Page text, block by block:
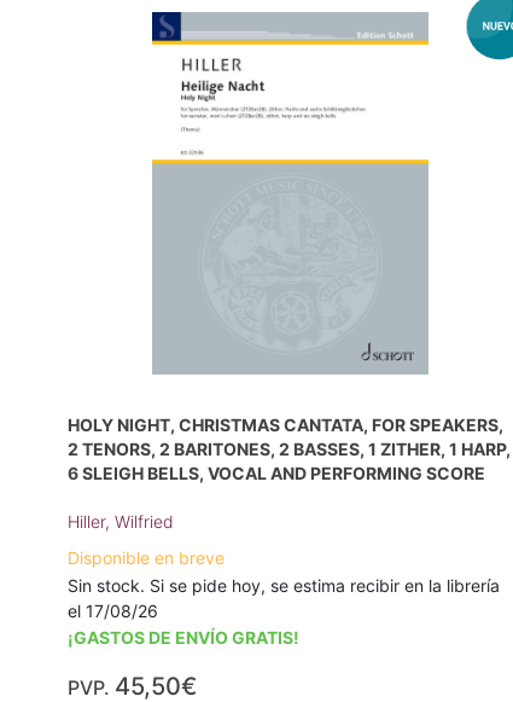
HOLY NIGHT, CHRISTMAS CANTATA, FOR SPEAKERS,
2 TENORS, 2 BARITONES, 2 BASSES, 1 ZITHER, 1 HARP,
6 SLEIGH BELLS, VOCAL AND PERFORMING SCORE
Hiller, Wilfried
Disponible en breve
Sin stock. Si se pide hoy, se estima recibir en la librería
el 17/08/26
¡GASTOS DE ENVÍO GRATIS!
PVP. 45,50€